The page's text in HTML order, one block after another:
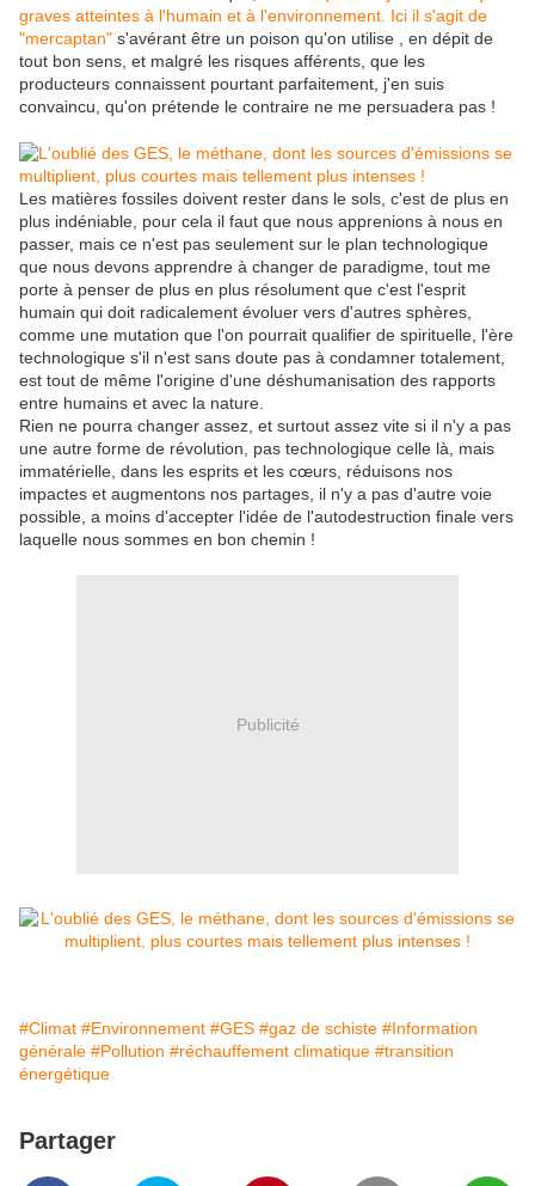
graves atteintes à l'humain et à l'environnement. Ici il s'agit de
"mercaptan" s'avérant être un poison qu'on utilise , en dépit de
tout bon sens, et malgré les risques afférents, que les
producteurs connaissent pourtant parfaitement, j'en suis
convaincu, qu'on prétende le contraire ne me persuadera pas !
Les matières fossiles doivent rester dans le sols, c'est de plus en
plus indéniable, pour cela il faut que nous apprenions à nous en
passer, mais ce n'est pas seulement sur le plan technologique
que nous devons apprendre à changer de paradigme, tout me
porte à penser de plus en plus résolument que c'est l'esprit
humain qui doit radicalement évoluer vers d'autres sphères,
comme une mutation que l'on pourrait qualifier de spirituelle, l'ère
technologique s'il n'est sans doute pas à condamner totalement,
est tout de même l'origine d'une déshumanisation des rapports
entre humains et avec la nature.
Rien ne pourra changer assez, et surtout assez vite si il n'y a pas
une autre forme de révolution, pas technologique celle là, mais
immatérielle, dans les esprits et les cœurs, réduisons nos
impactes et augmentons nos partages, il n'y a pas d'autre voie
possible, a moins d'accepter l'idée de l'autodestruction finale vers
laquelle nous sommes en bon chemin !
Publicité
#Climat #Environnement #GES #gaz de schiste #Information
générale #Pollution #réchauffement climatique #transition
énergétique
Partager